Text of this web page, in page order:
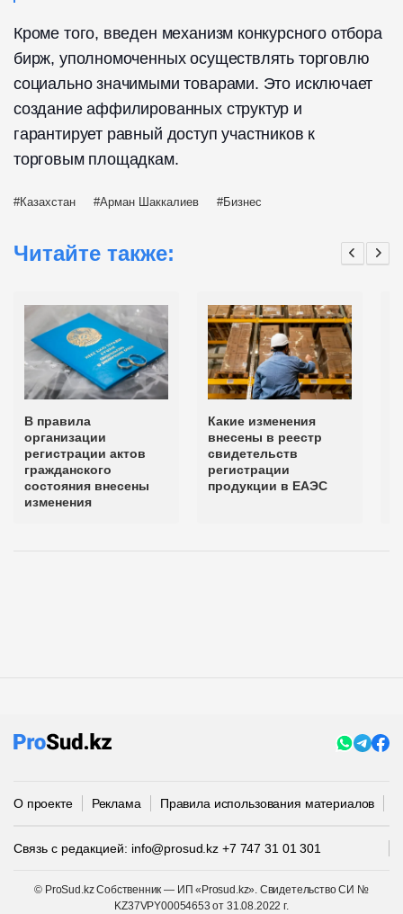
Кроме того, введен механизм конкурсного отбора
бирж, уполномоченных осуществлять торговлю
социально значимыми товарами. Это исключает
создание аффилированных структур и
гарантирует равный доступ участников к
торговым площадкам.
Казахстан Арман Шаккалиев Бизнес
Читайте также:
В правила
организации
регистрации актов
гражданского
состояния внесены
изменения
Какие изменения
внесены в реестр
свидетельств
регистрации
продукции в ЕАЭС
О проекте Реклама Правила использования материалов
Связь с редакцией: info@prosud.kz +7 747 31 01 301
© ProSud.kz Собственник — ИП «Prosud.kz». Свидетельство СИ №
KZ37VPY00054653 от 31.08.2022 г.